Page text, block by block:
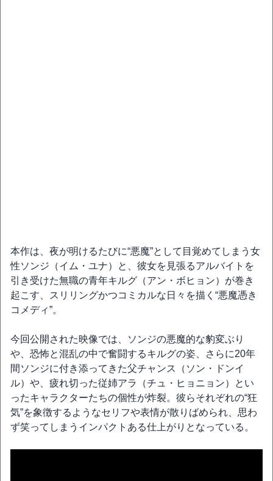
本作は、夜が明けるたびに“悪魔”として目覚めてしまう女
性ソンジ（イム・ユナ）と、彼女を見張るアルバイトを
引き受けた無職の青年キルグ（アン・ボヒョン）が巻き
起こす、スリリングかつコミカルな日々を描く“悪魔憑き
コメディ”。
今回公開された映像では、ソンジの悪魔的な豹変ぶり
や、恐怖と混乱の中で奮闘するキルグの姿、さらに20年
間ソンジに付き添ってきた父チャンス（ソン・ドンイ
ル）や、疲れ切った従姉アラ（チュ・ヒョニョン）とい
ったキャラクターたちの個性が炸裂。彼らそれぞれの“狂
気”を象徴するようなセリフや表情が散りばめられ、思わ
ず笑ってしまうインパクトある仕上がりとなっている。